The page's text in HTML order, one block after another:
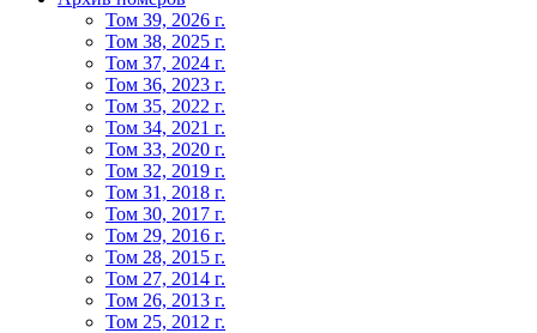
Том 39, 2026 г.
Том 38, 2025 г.
Том 37, 2024 г.
Том 36, 2023 г.
Том 35, 2022 г.
Том 34, 2021 г.
Том 33, 2020 г.
Том 32, 2019 г.
Том 31, 2018 г.
Том 30, 2017 г.
Том 29, 2016 г.
Том 28, 2015 г.
Том 27, 2014 г.
Том 26, 2013 г.
Том 25, 2012 г.